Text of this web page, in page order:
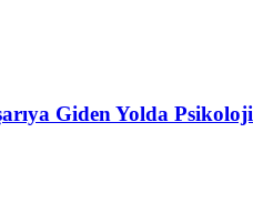
Giden Yolda